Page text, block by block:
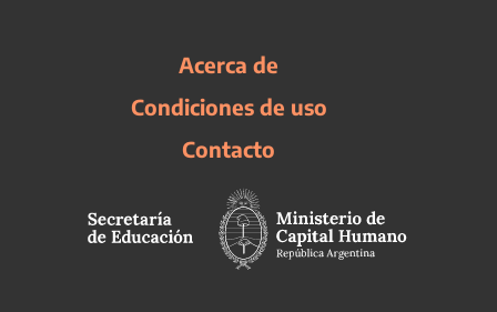
Acerca de
Condiciones de uso
Contacto